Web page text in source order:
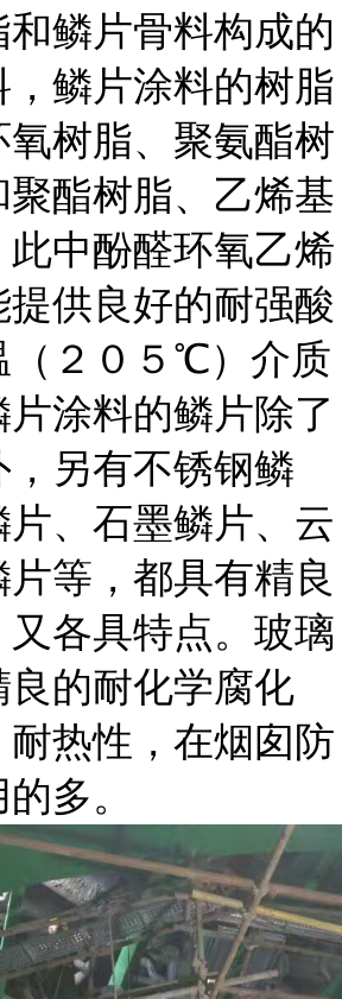
鳞片骨料构成的
，鳞片涂料的树脂
树脂、聚氨酯树
聚酯树脂、乙烯基
中酚醛环氧乙烯
供良好的耐强酸
（２０５℃）介质
涂料的鳞片除了
另有不锈钢鳞
片、石墨鳞片、云
等，都具有精良
又各具特点。玻璃
的耐化学腐化
热性，在烟囱防
多。